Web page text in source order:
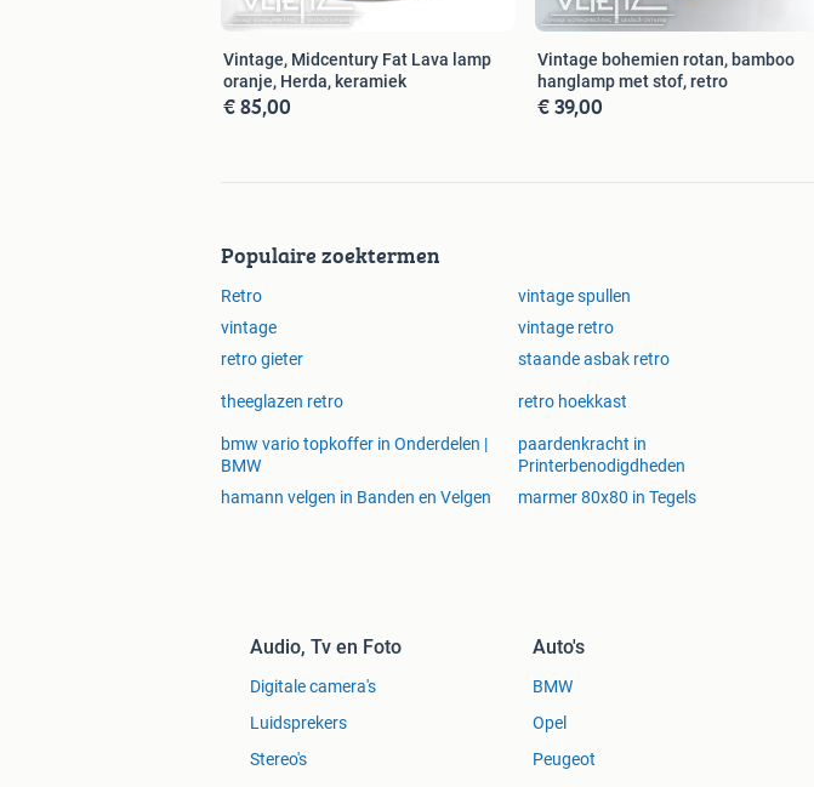
Vintage, Midcentury Fat Lava lamp
oranje, Herda, keramiek
€ 85,00
Vintage bohemien rotan, bamboo
hanglamp met stof, retro
€ 39,00
Populaire zoektermen
Retro vintage spullen
vintage
vintage retro
retro gieter
staande asbak retro
theeglazen retro retro hoekkast
bmw vario topkoffer in Onderdelen |
BMW
paardenkracht in
Printerbenodigdheden
hamann velgen in Banden en Velgen marmer 80x80 in Tegels
Audio, Tv en Foto
Digitale camera's
Luidsprekers
Stereo's
Auto's
BMW
Opel
Peugeot